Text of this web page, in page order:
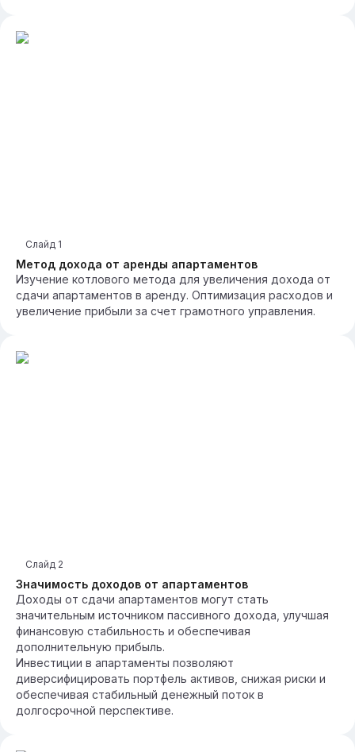
Метод дохода от аренды апартаментов
Слайд 1
Изучение котлового метода для увеличения дохода от
сдачи апартаментов в аренду. Оптимизация расходов и
увеличение прибыли за счет грамотного управления.
Значимость доходов от апартаментов
Слайд 2
Доходы от сдачи апартаментов могут стать
значительным источником пассивного дохода, улучшая
финансовую стабильность и обеспечивая
дополнительную прибыль.
Инвестиции в апартаменты позволяют
диверсифицировать портфель активов, снижая риски и
обеспечивая стабильный денежный поток в
долгосрочной перспективе.